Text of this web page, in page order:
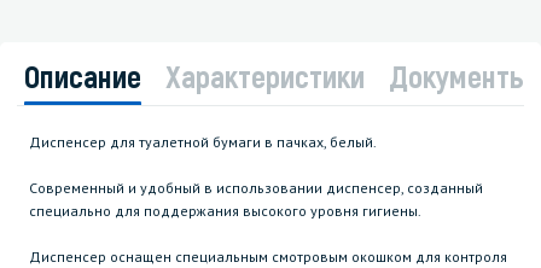
Описание Характеристики Документы
Диспенсер для туалетной бумаги в пачках, белый.
Современный и удобный в использовании диспенсер, созданный
специально для поддержания высокого уровня гигиены.
Диспенсер оснащен специальным смотровым окошком для контроля